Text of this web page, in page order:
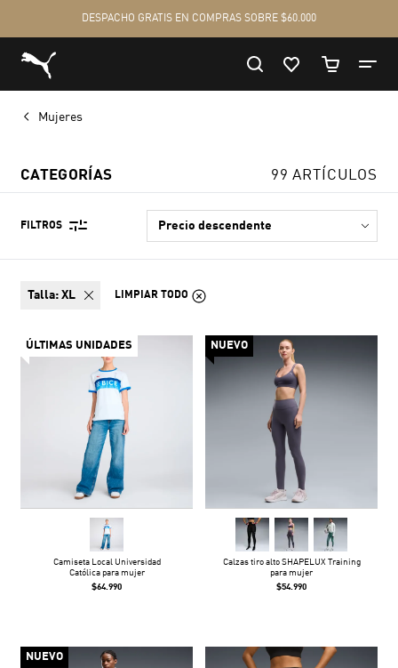
Mujeres
CATEGORÍAS 99 ARTÍCULOS
FILTROS
talla: XL LIMPIAR TODO
ÚLTIMAS UNIDADES
Camiseta Local Universidad
Católica para mujer
$64.990
NUEVO
Calzas tiro alto SHAPELUX Training
para mujer
$54.990
NUEVO